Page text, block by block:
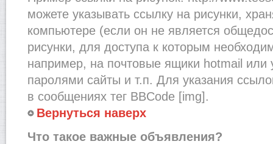
можете указывать ссылку на рисунки,
компьютере (если он не является
рисунки, для доступа к которым
например, на почтовые ящики hotmail
паролями сайты и т.п. Для указания
в сообщениях тег BBCode [img].
Вернуться наверх
Что такое важные объявления?